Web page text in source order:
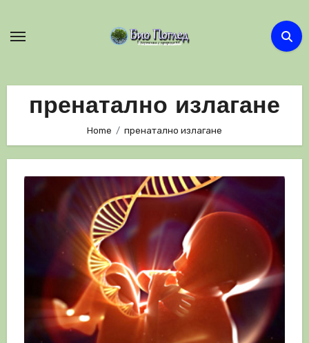
пренатално излагане
Home пренатално излагане